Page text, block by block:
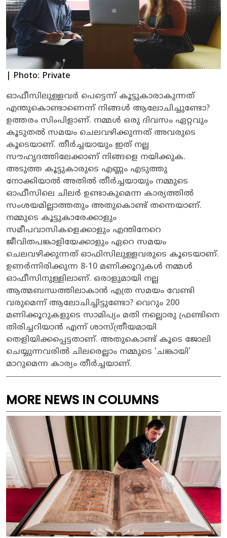
| Photo: Private
ഓഫീസിലുള്ളവര്‍ പെട്ടെന്ന് കൂട്ടുകാരാകുന്നത്
എന്തുകൊണ്ടാണെന്ന് നിങ്ങള്‍ ആലോചിച്ചുണ്ടോ?
ഉത്തരം സിംപിളാണ്. നമ്മള്‍ ഒരു ദിവസം ഏറ്റവും
കൂടുതല്‍ സമയം ചെലവഴിക്കുന്നത് അവരുടെ
കൂടെയാണ്. തീര്‍ച്ചയായും ഇത് നല്ല
സൗഹൃദത്തിലേക്കാണ് നിങ്ങളെ നയിക്കുക.
അടുത്ത കൂട്ടുകാരുടെ എണ്ണം എടുത്തു
നോക്കിയാല്‍ അതില്‍ തീര്‍ച്ചയായും നമ്മുടെ
ഓഫീസിലെ ചിലര്‍ ഉണ്ടാകുമെന്ന കാര്യത്തില്‍
സംശയമില്ലാത്തതും അതുകൊണ്ട് തന്നെയാണ്.
നമ്മുടെ കൂട്ടുകാരേക്കാളും
സമീപവാസികളെക്കാളും എന്തിനേറെ
ജീവിതപങ്കാളിയേക്കാളും ഏറെ സമയം
ചെലവഴിക്കുന്നത് ഓഫിസിലുള്ളവരുടെ കൂടെയാണ്.
ഉണര്‍ന്നിരിക്കുന്ന 8-10 മണിക്കൂറുകള്‍ നമ്മള്‍
ഓഫീസിനുള്ളിലാണ്. ഒരാളുമായി നല്ല
ആത്മബന്ധത്തിലാകാന്‍ എത്ര സമയം വേണ്ടി
വരുമെന്ന് ആലോചിച്ചിട്ടുണ്ടോ? വെറും 200
മണിക്കൂറുകളുടെ സാമിപ്യം മതി നല്ലൊരു ഫ്രണ്ടിനെ
തിരിച്ചറിയാന്‍ എന്ന് ശാസ്ത്രീയമായി
തെളിയിക്കപ്പെട്ടതാണ്. അതുകൊണ്ട് കൂടെ ജോലി
ചെയ്യുന്നവരില്‍ ചിലരെല്ലാം നമ്മുടെ ‘ചങ്കായി’
മാറുമെന്ന കാര്യം തീര്‍ച്ചയാണ്.
MORE NEWS IN COLUMNS